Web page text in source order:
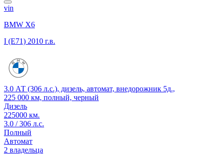
vin
BMW X6
I (E71) 2010 г.в.
3.0 АТ (306 л.с.), дизель, автомат, внедорожник 5д.,
225 000 км, полный, черный
Дизель
225000 км.
3.0 / 306 л.с.
Полный
Автомат
2 владельца